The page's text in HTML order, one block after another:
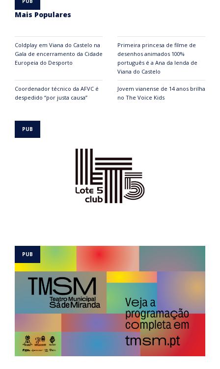
Mais Populares
Coldplay em Viana do Castelo na
Gala de encerramento da Cidade
Europeia do Desporto
Primeira princesa de filme de
desenhos animados 100%
português é a Ana da lenda de
Viana do Castelo
Coordenador técnico da AFVC é
despedido “por justa causa”
Jovem vianense de 14 anos brilha
no The Voice Kids